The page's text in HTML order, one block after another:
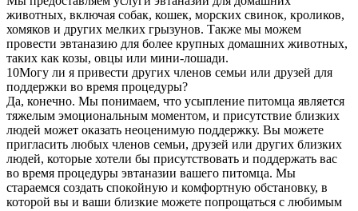
животных, включая собак, кошек, морских свинок, кроликов,
хомяков и других мелких грызунов. Также мы можем
провести эвтаназию для более крупных домашних животных,
таких как козы, овцы или мини-лошади.
10Могу ли я привести других членов семьи или друзей для
поддержки во время процедуры?
Да, конечно. Мы понимаем, что усыпление питомца является
тяжелым эмоциональным моментом, и присутствие близких
людей может оказать неоценимую поддержку. Вы можете
пригласить любых членов семьи, друзей или других близких
людей, которые хотели бы присутствовать и поддержать вас
во время процедуры эвтаназии вашего питомца. Мы
стараемся создать спокойную и комфортную обстановку, в
которой вы и ваши близкие можете попрощаться с любимым